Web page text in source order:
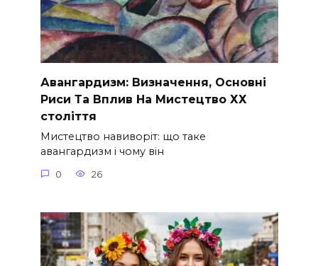
Авангардизм: Визначення, Основні
Риси Та Вплив На Мистецтво ХХ
століття
Мистецтво навиворіт: що таке
авангардизм і чому він
0 26